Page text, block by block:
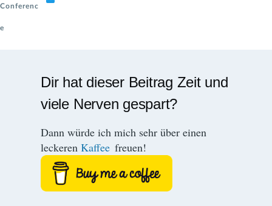
Conferenc
e
Dir hat dieser Beitrag Zeit und
viele Nerven gespart?
Dann würde ich mich sehr über einen
leckerenKaffee freuen!